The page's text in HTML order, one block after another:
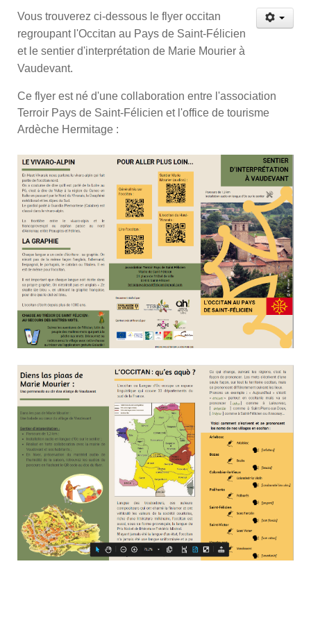
Vous trouverez ci-dessous le flyer occitan
regroupant l'Occitan au Pays de Saint-Félicien
et le sentier d'interprétation de Marie Mourier à
Vaudevant.
Ce flyer est né d'une collaboration entre l'association
Terroir Pays de Saint-Félicien et l'office de tourisme
Ardèche Hermitage :